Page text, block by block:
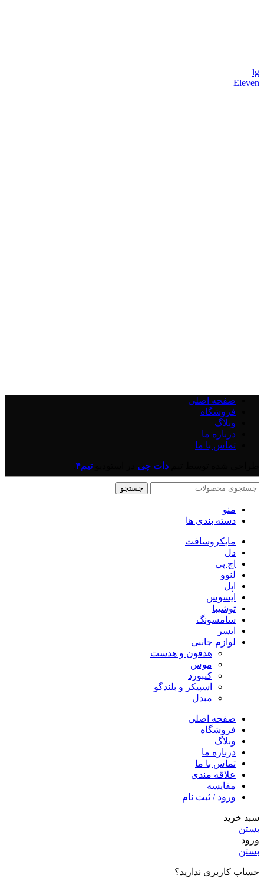
lg
Eleven
صفحه اصلی
فروشگاه
وبلاگ
درباره ما
تماس با ما
دات چی استودیوتیم۴
جستجو
منو
دسته بندی ها
مایکروسافت
دل
اچ پی
لنوو
اپل
ایسوس
توشیبا
سامسونگ
ایسر
لوازم جانبی
هدفون و هدست
موس
کیبورد
اسپیکر و بلندگو
مبدل
صفحه اصلی
فروشگاه
وبلاگ
درباره ما
تماس با ما
علاقه مندی
مقايسه
ورود / ثبت نام
سبد خرید
بستن
ورود
بستن
حساب کاربری ندارید؟